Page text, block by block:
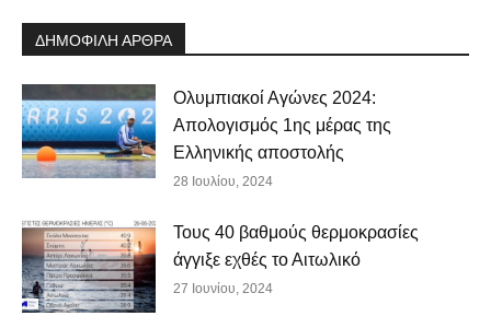
ΔΗΜΟΦΙΛΗ ΑΡΘΡΑ
Ολυμπιακοί Αγώνες 2024:
Απολογισμός 1ης μέρας της
Ελληνικής αποστολής
28 Ιουλίου, 2024
Τους 40 βαθμούς θερμοκρασίες
άγγιξε εχθές το Αιτωλικό
27 Ιουνίου, 2024